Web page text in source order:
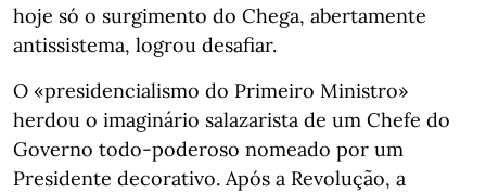
hoje só o surgimento do Chega, abertamente
antissistema, logrou desafiar.
O «presidencialismo do Primeiro Ministro»
herdou o imaginário salazarista de um Chefe do
Governo todo-poderoso nomeado por um
Presidente decorativo. Após a Revolução, a